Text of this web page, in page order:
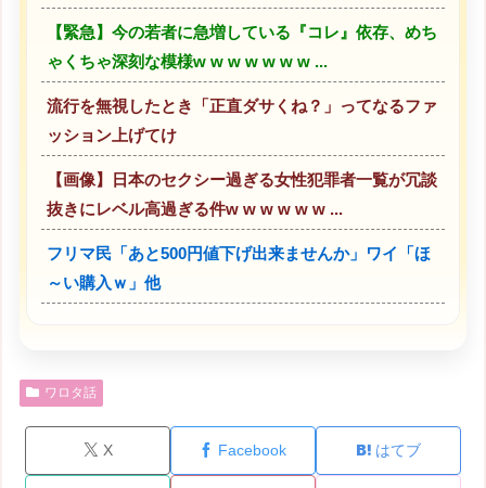
【緊急】今の若者に急増している『コレ』依存、めち
ゃくちゃ深刻な模様w w w w w w w ...
流行を無視したとき「正直ダサくね？」ってなるファ
ッション上げてけ
【画像】日本のセクシー過ぎる女性犯罪者一覧が冗談
抜きにレベル高過ぎる件w w w w w w ...
フリマ民「あと500円値下げ出来ませんか」ワイ「ほ
～い購入ｗ」他
ワロタ話
X Facebook はてブ